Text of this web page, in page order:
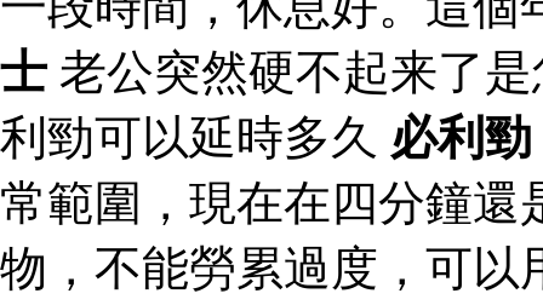
士 老公突然硬不起来了
利勁可以延時多久 必利勁
常範圍，現在在四分鐘還
物，不能勞累過度，可以